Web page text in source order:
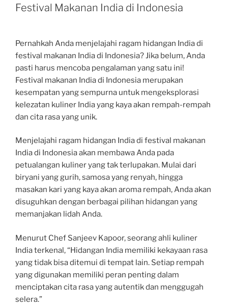
Festival Makanan India di Indonesia
Pernahkah Anda menjelajahi ragam hidangan India di
festival makanan India di Indonesia? Jika belum, Anda
pasti harus mencoba pengalaman yang satu ini!
Festival makanan India di Indonesia merupakan
kesempatan yang sempurna untuk mengeksplorasi
kelezatan kuliner India yang kaya akan rempah-rempah
dan cita rasa yang unik.
Menjelajahi ragam hidangan India di festival makanan
India di Indonesia akan membawa Anda pada
petualangan kuliner yang tak terlupakan. Mulai dari
biryani yang gurih, samosa yang renyah, hingga
masakan kari yang kaya akan aroma rempah, Anda akan
disuguhkan dengan berbagai pilihan hidangan yang
memanjakan lidah Anda.
Menurut Chef Sanjeev Kapoor, seorang ahli kuliner
India terkenal, “Hidangan India memiliki kekayaan rasa
yang tidak bisa ditemui di tempat lain. Setiap rempah
yang digunakan memiliki peran penting dalam
menciptakan cita rasa yang autentik dan menggugah
selera.”